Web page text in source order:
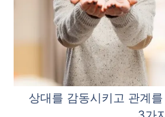
상대를 감동시키고 관계